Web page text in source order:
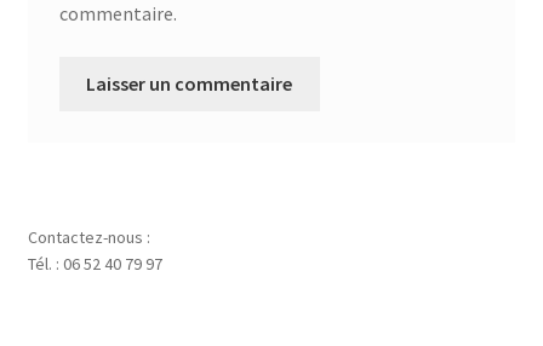
commentaire.
Contactez-nous :
Tél. : 06 52 40 79 97